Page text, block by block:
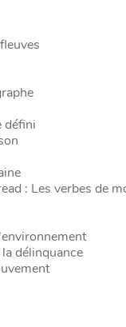
défini
: Les verbes de
délinquance